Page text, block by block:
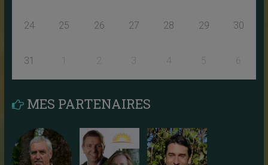
24 25 26 27 28 29 30
31 1 3 4 5 6
MES PARTENAIRES